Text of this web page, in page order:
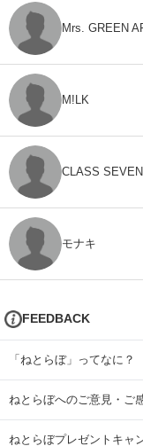
Mrs. GREEN
M!LK
CLASS SEVEN
モナキ
FEEDBACK
「ねとらぼ」ってなに？
ねとらぼへのご意見・ご
ねとらぼプレゼントキャ